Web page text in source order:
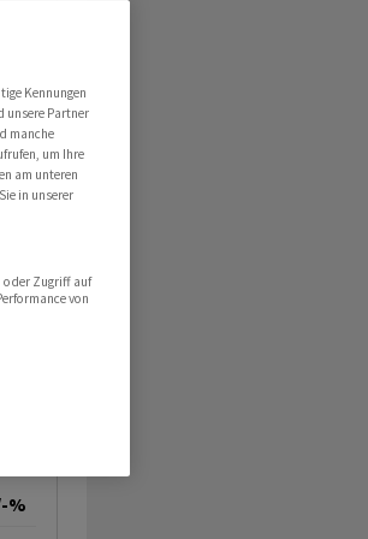
%
Kennungen
unsere Partner
manche
um Ihre
am unteren
in unserer
oder Zugriff auf
von